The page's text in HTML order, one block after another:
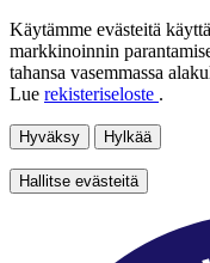
Käytämme evästeitä
markkinoinnin
tahansa vasemmassa
Lue rekisteriseloste .
Hyväksy Hylkää
Hallitse evästeitä